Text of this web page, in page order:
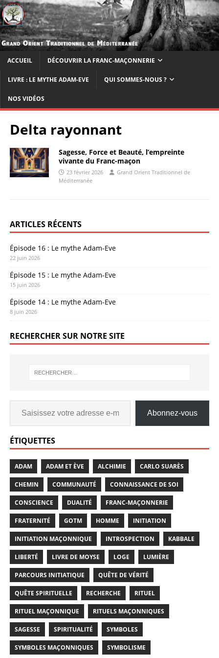
ACCUEIL DÉCOUVRIR LA FRANC-MAÇONNERIE
LIVRE : LE MYTHE ADAM-EVE QUI SOMMES-NOUS ?
NOS VIDÉOS
Delta rayonnant
Sagesse, Force et Beauté, l’empreinte
vivante du Franc-maçon
23 février 2026
Grand Orient Traditionnel de
Méditerranée
ARTICLES RÉCENTS
Épisode 16 : Le mythe Adam-Eve
22 juin 2026
Épisode 15 : Le mythe Adam-Eve
15 juin 2026
Épisode 14 : Le mythe Adam-Eve
8 juin 2026
RECHERCHER SUR NOTRE SITE
Abonnez-vous
ÉTIQUETTES
ADAM ADAM ET ÈVE ALCHIMIE CARLO SUARÈS
CHEMIN COMMUNAUTÉ CONNAISSANCE DE SOI
CONSCIENCE DUALITÉ FRANC-MAÇONNERIE
FRATERNITÉ GOTM HOMME INITIATION
INITIATION MAÇONNIQUE INTROSPECTION KABBALE
LIBERTÉ LIVRE DE MOYSE LOGE LUMIÈRE
PARCOURS INITIATIQUE QUÊTE DE VÉRITÉ
QUÊTE SPIRITUELLE RECHERCHE RITUEL
RITUEL MAÇONNIQUE RITUELS MAÇONNIQUES
SAGESSE SPIRITUALITÉ SYMBOLES
SYMBOLES MAÇONNIQUES SYMBOLISME